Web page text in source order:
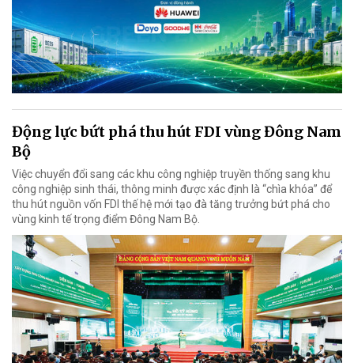
Động lực bứt phá thu hút FDI vùng Đông Nam
Bộ
Việc chuyển đổi sang các khu công nghiệp truyền thống sang khu
công nghiệp sinh thái, thông minh được xác định là “chìa khóa” để
thu hút nguồn vốn FDI thế hệ mới tạo đà tăng trưởng bứt phá cho
vùng kinh tế trọng điểm Đông Nam Bộ.